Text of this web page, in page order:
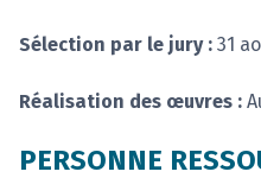
Sélection par le jury : 31
Réalisation des œuvres :
PERSONNE